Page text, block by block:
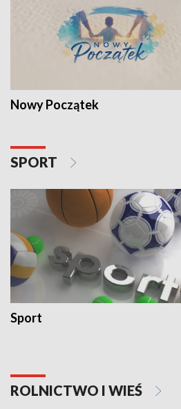
Nowy Początek
SPORT
Sport
ROLNICTWO I WIEŚ